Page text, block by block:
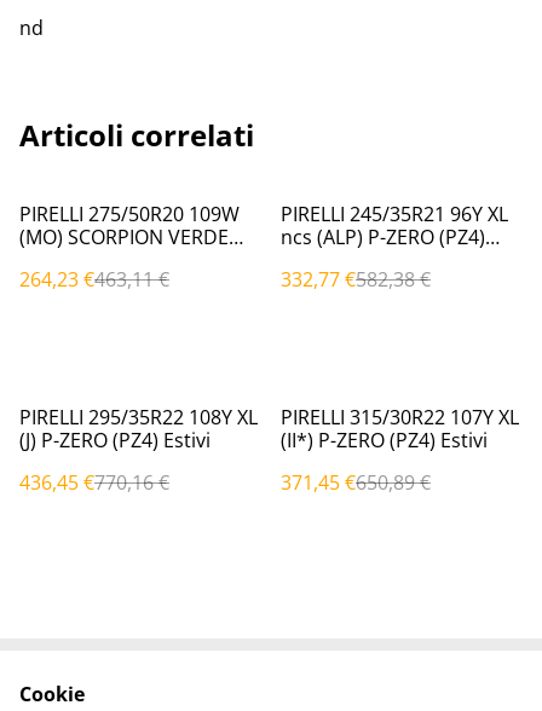
nd
Articoli correlati
%
PIRELLI 275/50R20 109W
(MO) SCORPION VERDE
264,23 €463,11 €
%
PIRELLI 245/35R21 96Y XL
ncs (ALP) P-ZERO (PZ4)
332,77 €582,38 €
%
PIRELLI 295/35R22 108Y XL
(J) P-ZERO (PZ4) Estivi
436,45 €770,16 €
%
PIRELLI 315/30R22 107Y XL
(II*) P-ZERO (PZ4) Estivi
371,45 €650,89 €
Cookie